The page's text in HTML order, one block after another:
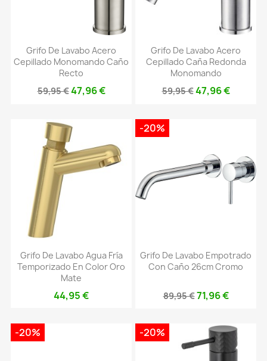
Grifo De Lavabo Acero
Cepillado Monomando Caño
Recto
59,95 €47,96 €
Grifo De Lavabo Acero
Cepillado Caña Redonda
Monomando
59,95 €47,96 €
Grifo De Lavabo Agua Fría
Temporizado En Color Oro
Mate
44,95 €
Grifo De Lavabo Empotrado
Con Caño 26cm Cromo
89,95 €71,96 €
-20%
-20% -20%